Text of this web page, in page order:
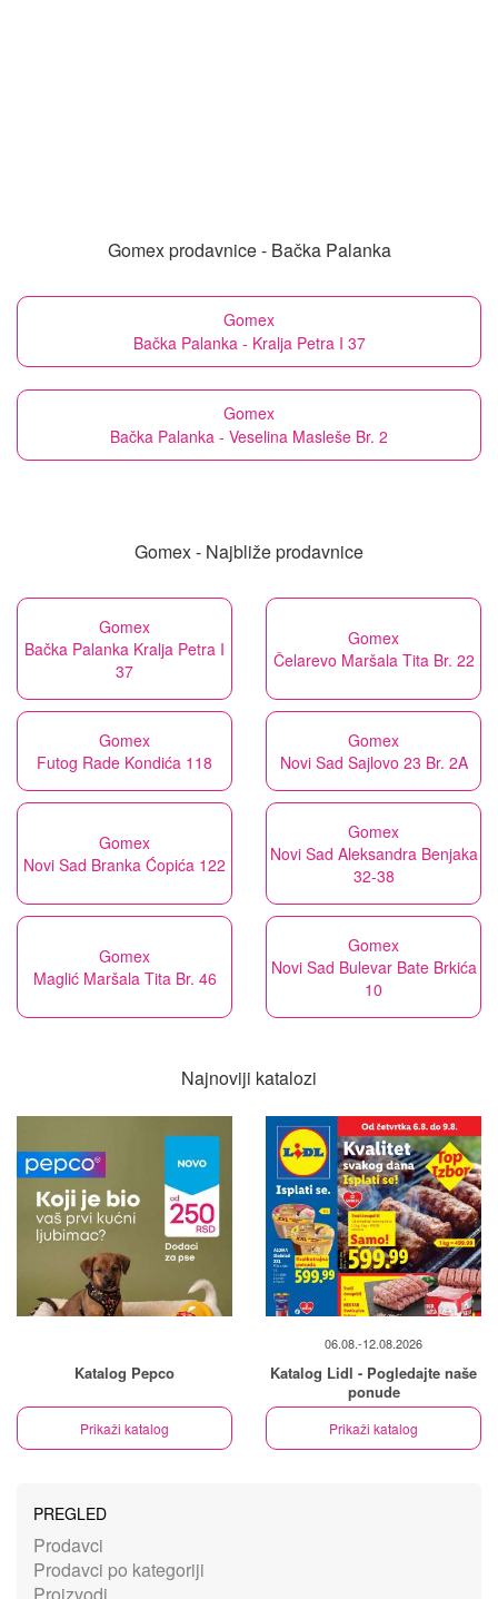
Gomex prodavnice - Bačka Palanka
Gomex
Bačka Palanka - Kralja Petra I 37
Gomex
Bačka Palanka - Veselina Masleše Br. 2
Gomex - Najbliže prodavnice
Gomex
Bačka Palanka Kralja Petra I
37
Gomex
Čelarevo Maršala Tita Br. 22
Gomex
Futog Rade Kondića 118
Gomex
Novi Sad Sajlovo 23 Br. 2A
Gomex
Novi Sad Branka Ćopića 122
Gomex
Novi Sad Aleksandra Benjaka
32-38
Gomex
Maglić Maršala Tita Br. 46
Gomex
Novi Sad Bulevar Bate Brkića
10
Najnoviji katalozi
Katalog Pepco
Prikaži katalog
06.08.-12.08.2026
Katalog Lidl - Pogledajte naše
ponude
Prikaži katalog
PREGLED
Prodavci
Prodavci po kategoriji
Proizvodi